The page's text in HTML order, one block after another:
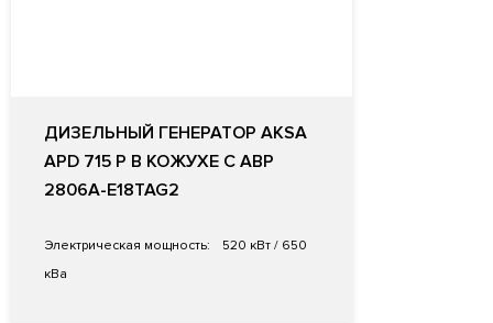
ДИЗЕЛЬНЫЙ ГЕНЕРАТОР AKSA
APD 715 P В КОЖУХЕ С АВР
2806A-E18TAG2
Электрическая мощность:
520 кВт / 650
кВа